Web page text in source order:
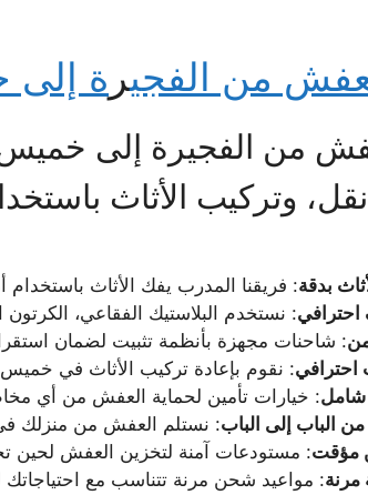
من الفجير ة
من الفجيرة إلى
وتركيب الأثاث
بدقة: فريقنا المدرب يفك الأثاث
احترافي: نستخدم البلاستيك الفقاعي،
: شاحنات مجهزة بأنظمة تثبيت لضمان
احترافي: نقوم بإعادة تركيب الأثاث في
شامل: خيارات تأمين لحماية العفش من أي
الباب إلى الباب: نستلم العفش من منزلك
مؤقت: مستودعات آمنة لتخزين العفش لحين
مرنة: مواعيد شحن مرنة تتناسب مع